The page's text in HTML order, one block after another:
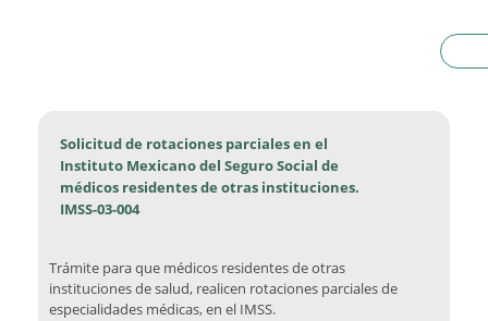
Solicitud de rotaciones parciales en el
Instituto Mexicano del Seguro Social de
médicos residentes de otras instituciones.
IMSS-03-004
Trámite para que médicos residentes de otras
instituciones de salud, realicen rotaciones parciales de
especialidades médicas, en el IMSS.